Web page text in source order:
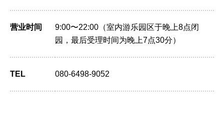
营业时间
9:00〜22:00（室内游乐园区于晚上8点闭
园，最后受理时间为晚上7点30分）
TEL 080-6498-9052